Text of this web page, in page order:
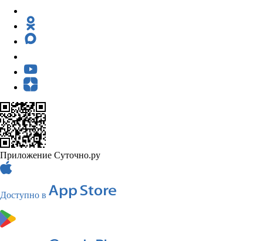
Приложение Суточно.ру
Доступно в